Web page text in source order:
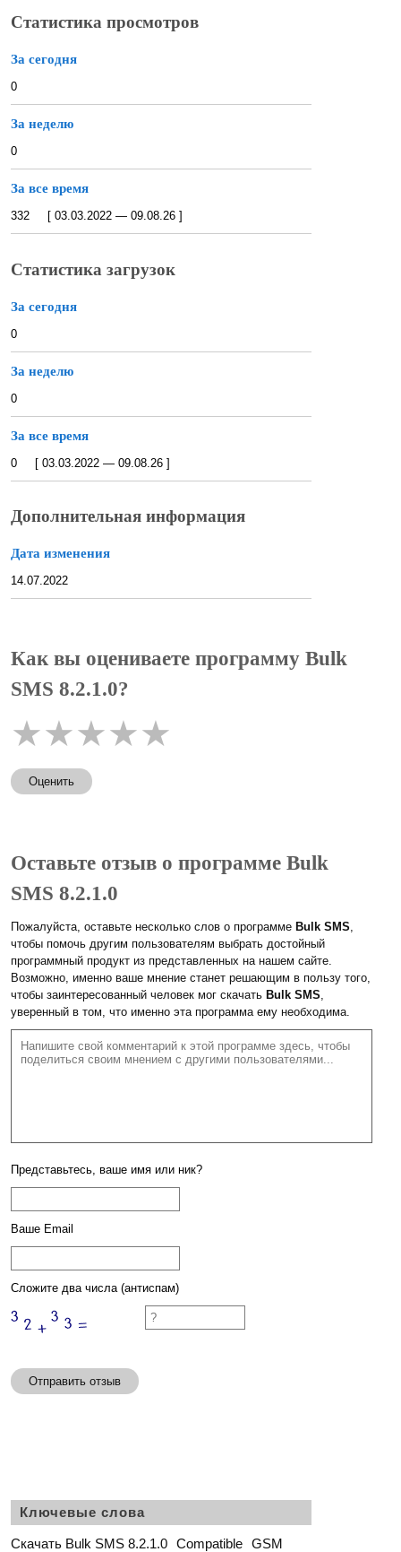
Статистика просмотров
За сегодня
0
За неделю
0
За все время
332 [ 03.03.2022 — 09.08.26 ]
Статистика загрузок
За сегодня
0
За неделю
0
За все время
0 [ 03.03.2022 — 09.08.26 ]
Дополнительная информация
Дата изменения
14.07.2022
Как вы оцениваете программу Bulk
SMS 8.2.1.0?
★★★★★
Оценить
Оставьте отзыв о программе Bulk
SMS 8.2.1.0
Пожалуйста, оставьте несколько слов о программе Bulk SMS,
чтобы помочь другим пользователям выбрать достойный
программный продукт из представленных на нашем сайте.
Возможно, именно ваше мнение станет решающим в пользу того,
чтобы заинтересованный человек мог скачать Bulk SMS,
уверенный в том, что именно эта программа ему необходима.
Представьтесь, ваше имя или ник?
Ваше Email
Сложите два числа (антиспам)
Отправить отзыв
Ключевые слова
Скачать Bulk SMS 8.2.1.0 Compatible GSM